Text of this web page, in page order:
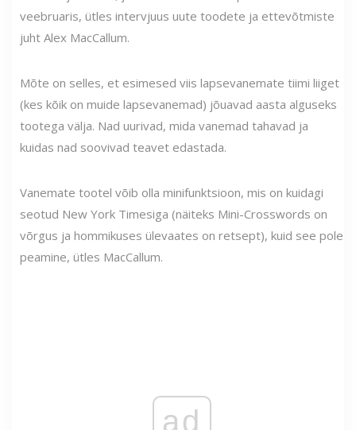
veebruaris, ütles intervjuus uute toodete ja ettevõtmiste
juht Alex MacCallum.
Mõte on selles, et esimesed viis lapsevanemate tiimi liiget
(kes kõik on muide lapsevanemad) jõuavad aasta alguseks
tootega välja. Nad uurivad, mida vanemad tahavad ja
kuidas nad soovivad teavet edastada.
Vanemate tootel võib olla minifunktsioon, mis on kuidagi
seotud New York Timesiga (näiteks Mini-Crosswords on
võrgus ja hommikuses ülevaates on retsept), kuid see pole
peamine, ütles MacCallum.
ad